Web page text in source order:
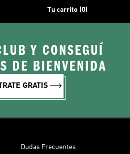
Tu carrito (0)
Y CONSEGUÍ
DE BIENVENIDA
GRATIS
Dudas Frecuentes